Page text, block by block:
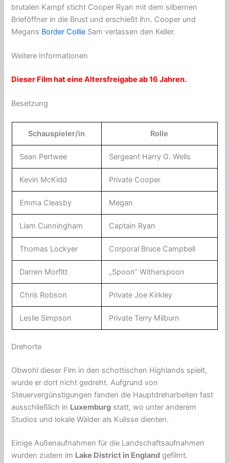
brutalen Kampf sticht Cooper Ryan mit dem silbernen
Brieföffner in die Brust und erschießt ihn. Cooper und
Megans Border Collie Sam verlassen den Keller.
Weitere Informationen
Dieser Film hat eine Altersfreigabe ab 16 Jahren.
Besetzung
Schauspieler/in Rolle
Sean Pertwee Sergeant Harry G. Wells
Kevin McKidd Private Cooper
Emma Cleasby Megan
Liam Cunningham Captain Ryan
Thomas Lockyer Corporal Bruce Campbell
Darren Morfitt „Spoon“ Witherspoon
Chris Robson Private Joe Kirkley
Leslie Simpson Private Terry Milburn
Drehorte
Obwohl dieser Flm in den schottischen Highlands spielt,
wurde er dort nicht gedreht. Aufgrund von
Steuervergünstigungen fanden die Hauptdreharbeiten fast
ausschließlich in Luxemburg statt, wo unter anderem
Studios und lokale Wälder als Kulisse dienten.
Einige Außenaufnahmen für die Landschaftsaufnahmen
wurden zudem im Lake District in England gefilmt.